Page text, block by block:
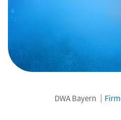
DWA Bayern